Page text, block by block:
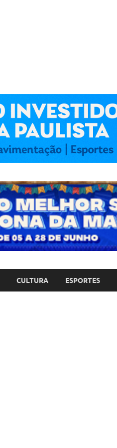
CULTURA ESPORTES